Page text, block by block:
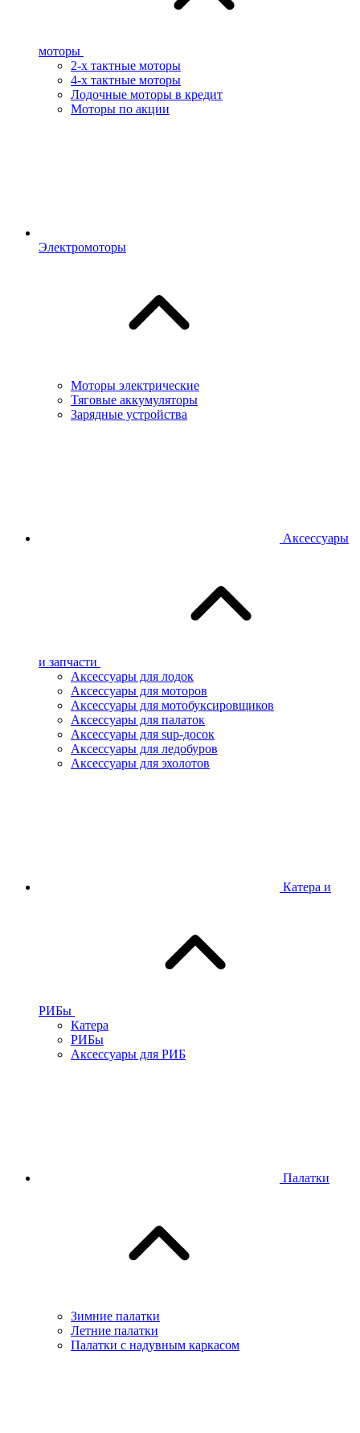
моторы
2-х тактные моторы
4-х тактные моторы
Лодочные моторы в кредит
Моторы по акции
Электромоторы
Моторы электрические
Тяговые аккумуляторы
Зарядные устройства
Аксессуары
и запчасти
Аксессуары для лодок
Аксессуары для моторов
Аксессуары для мотобуксировщиков
Аксессуары для палаток
Аксессуары для sup-досок
Аксессуары для ледобуров
Аксессуары для эхолотов
Катера и
РИБы
Катера
РИБы
Аксессуары для РИБ
Палатки
Зимние палатки
Летние палатки
Палатки с надувным каркасом